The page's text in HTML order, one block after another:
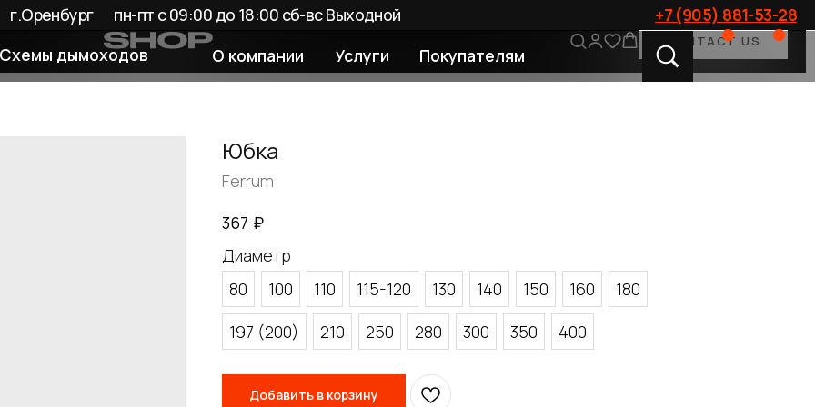
О компании
дымоходов Услуги Покупателям
+7 (905) 881-53-28
пн-пт с 09:00 до 18:00 сб-вс Выходной
CONTACT US
Юбка
Ferrum
367 ₽
Диаметр
80
100 110 115-120 130 140 150 160
180
197 (200)
210 250 280 300 350 400
Добавить в корзину